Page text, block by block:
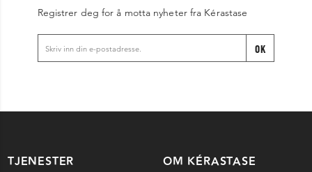
Registrer deg for å motta nyheter fra Kérastase
OK
TJENESTER OM KÉRASTASE